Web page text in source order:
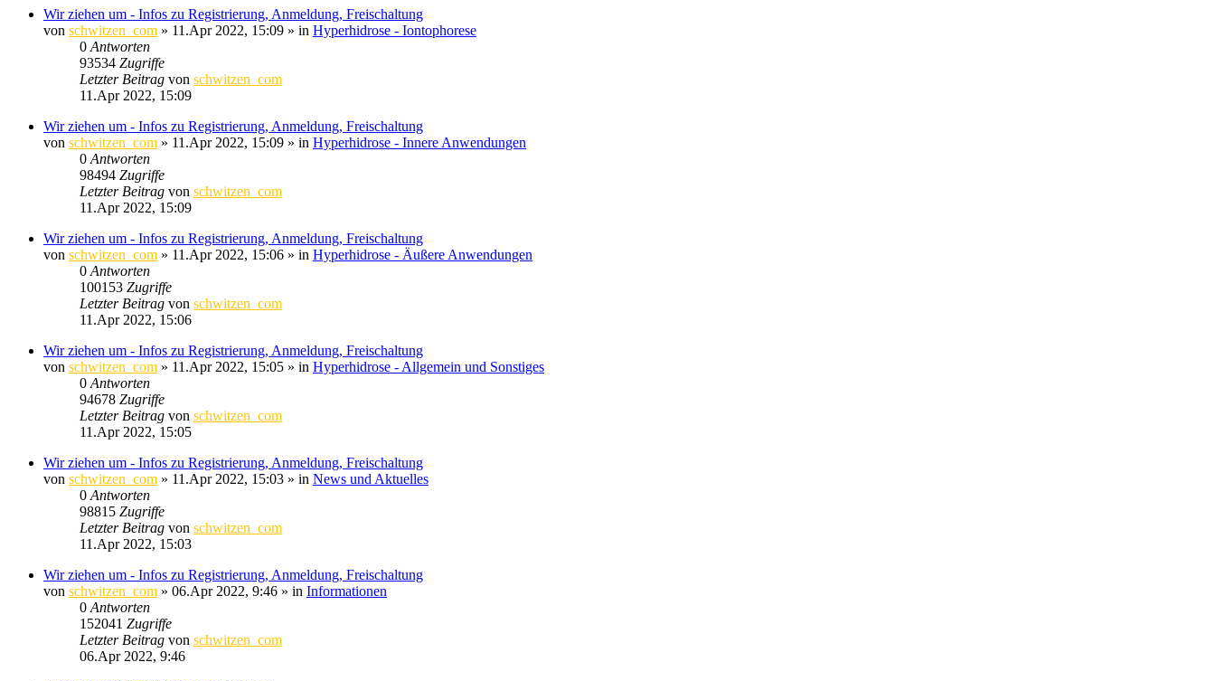
Wir ziehen um - Infos zu Registrierung, Anmeldung, Freischaltung
von schwitzen_com » 11.Apr 2022, 15:09 » in Hyperhidrose - Iontophorese
0 Antworten
93534 Zugriffe
Letzter Beitrag von schwitzen_com
11.Apr 2022, 15:09
Wir ziehen um - Infos zu Registrierung, Anmeldung, Freischaltung
von schwitzen_com » 11.Apr 2022, 15:09 » in Hyperhidrose - Innere Anwendungen
0 Antworten
98494 Zugriffe
Letzter Beitrag von schwitzen_com
11.Apr 2022, 15:09
Wir ziehen um - Infos zu Registrierung, Anmeldung, Freischaltung
von schwitzen_com » 11.Apr 2022, 15:06 » in Hyperhidrose - Äußere Anwendungen
0 Antworten
100153 Zugriffe
Letzter Beitrag von schwitzen_com
11.Apr 2022, 15:06
Wir ziehen um - Infos zu Registrierung, Anmeldung, Freischaltung
von schwitzen_com » 11.Apr 2022, 15:05 » in Hyperhidrose - Allgemein und Sonstiges
0 Antworten
94678 Zugriffe
Letzter Beitrag von schwitzen_com
11.Apr 2022, 15:05
Wir ziehen um - Infos zu Registrierung, Anmeldung, Freischaltung
von schwitzen_com » 11.Apr 2022, 15:03 » in News und Aktuelles
0 Antworten
98815 Zugriffe
Letzter Beitrag von schwitzen_com
11.Apr 2022, 15:03
Wir ziehen um - Infos zu Registrierung, Anmeldung, Freischaltung
von schwitzen_com » 06.Apr 2022, 9:46 » in Informationen
0 Antworten
152041 Zugriffe
Letzter Beitrag von schwitzen_com
06.Apr 2022, 9:46